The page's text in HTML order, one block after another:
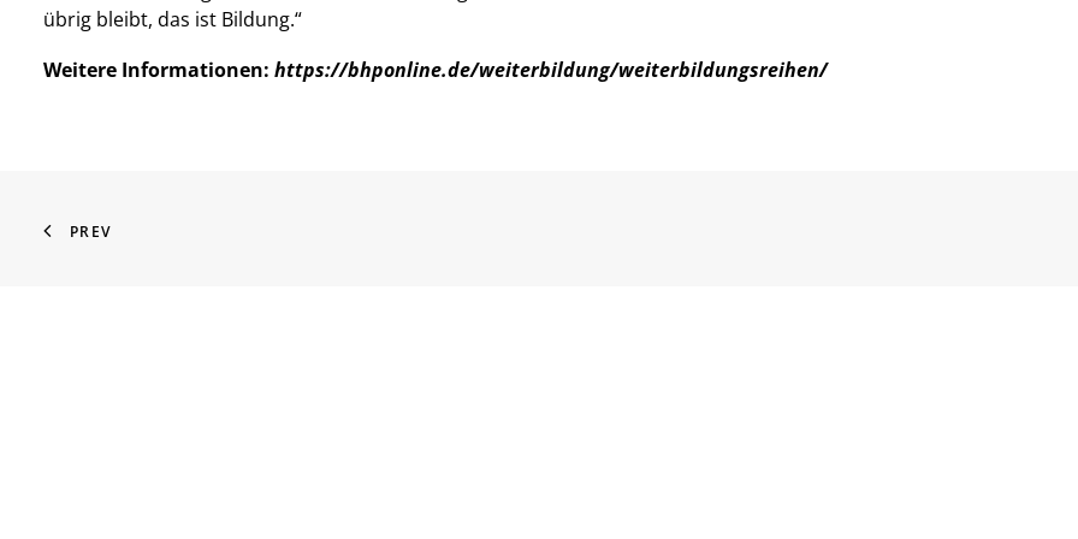
übrig bleibt, das ist Bildung.“
Weitere Informationen: https://bhponline.de/weiterbildung/weiterbildungsreihen/
PREV